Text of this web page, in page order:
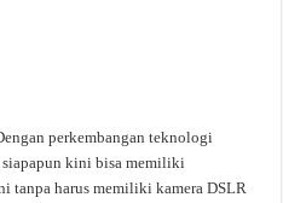
perkembangan teknologi
siapapun kini bisa memiliki
tanpa harus memiliki kamera DSLR